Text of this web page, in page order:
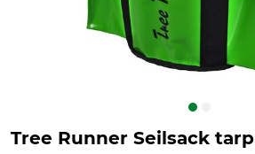
Tree Runner Seilsack tarp